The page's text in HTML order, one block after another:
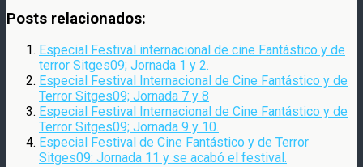
Posts relacionados:
Especial Festival internacional de cine Fantástico y de
terror Sitges09; Jornada 1 y 2.
Especial Festival Internacional de Cine Fantástico y de
Terror Sitges09; Jornada 7 y 8
Especial Festival Internacional de Cine Fantástico y de
Terror Sitges09; Jornada 9 y 10.
Especial Festival de Cine Fantástico y de Terror
Sitges09: Jornada 11 y se acabó el festival.